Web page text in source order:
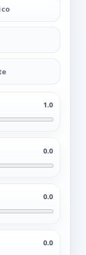
1.0
0.0
0.0
0.0